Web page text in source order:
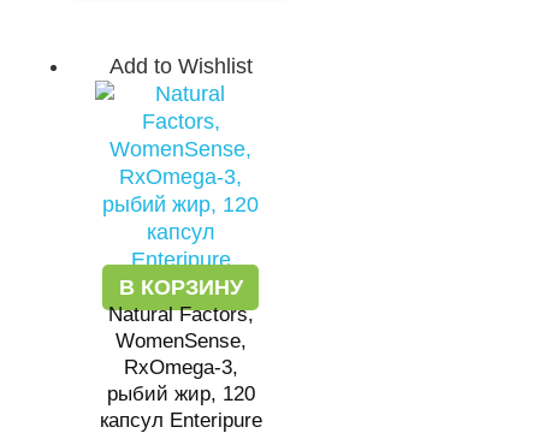
Add to Wishlist
В КОРЗИНУ
Natural Factors,
WomenSense,
RxOmega-3,
рыбий жир, 120
капсул Enteripure